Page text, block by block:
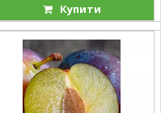
Купити